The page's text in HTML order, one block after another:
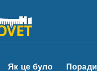
Як це було Поради